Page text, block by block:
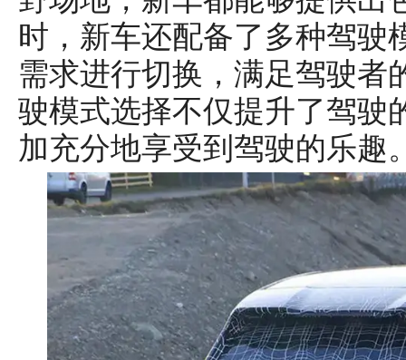
时，新车还配备了多种驾驶
需求进行切换，满足驾驶者
驶模式选择不仅提升了驾驶
加充分地享受到驾驶的乐趣